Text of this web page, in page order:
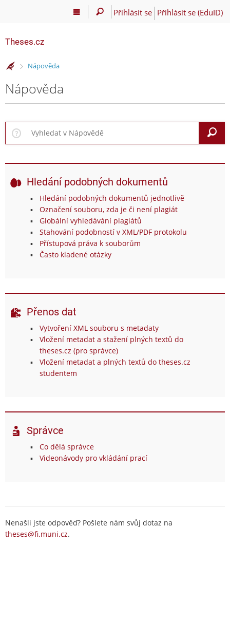
Přihlásit se Přihlásit se (EduID)
Theses.cz
>Nápověda
Nápověda
Hledání podobných dokumentů
Hledání podobných dokumentů jednotlivě
Označení souboru, zda je či není plagiát
Globální vyhledávání plagiátů
Stahování podobností v XML/PDF protokolu
Přístupová práva k souborům
Často kladené otázky
Přenos dat
Vytvoření XML souboru s metadaty
Vložení metadat a stažení plných textů do
theses.cz (pro správce)
Vložení metadat a plných textů do theses.cz
studentem
Správce
Co dělá správce
Videonávody pro vkládání prací
Nenašli jste odpověď? Pošlete nám svůj dotaz na
theses@fi.muni.cz.